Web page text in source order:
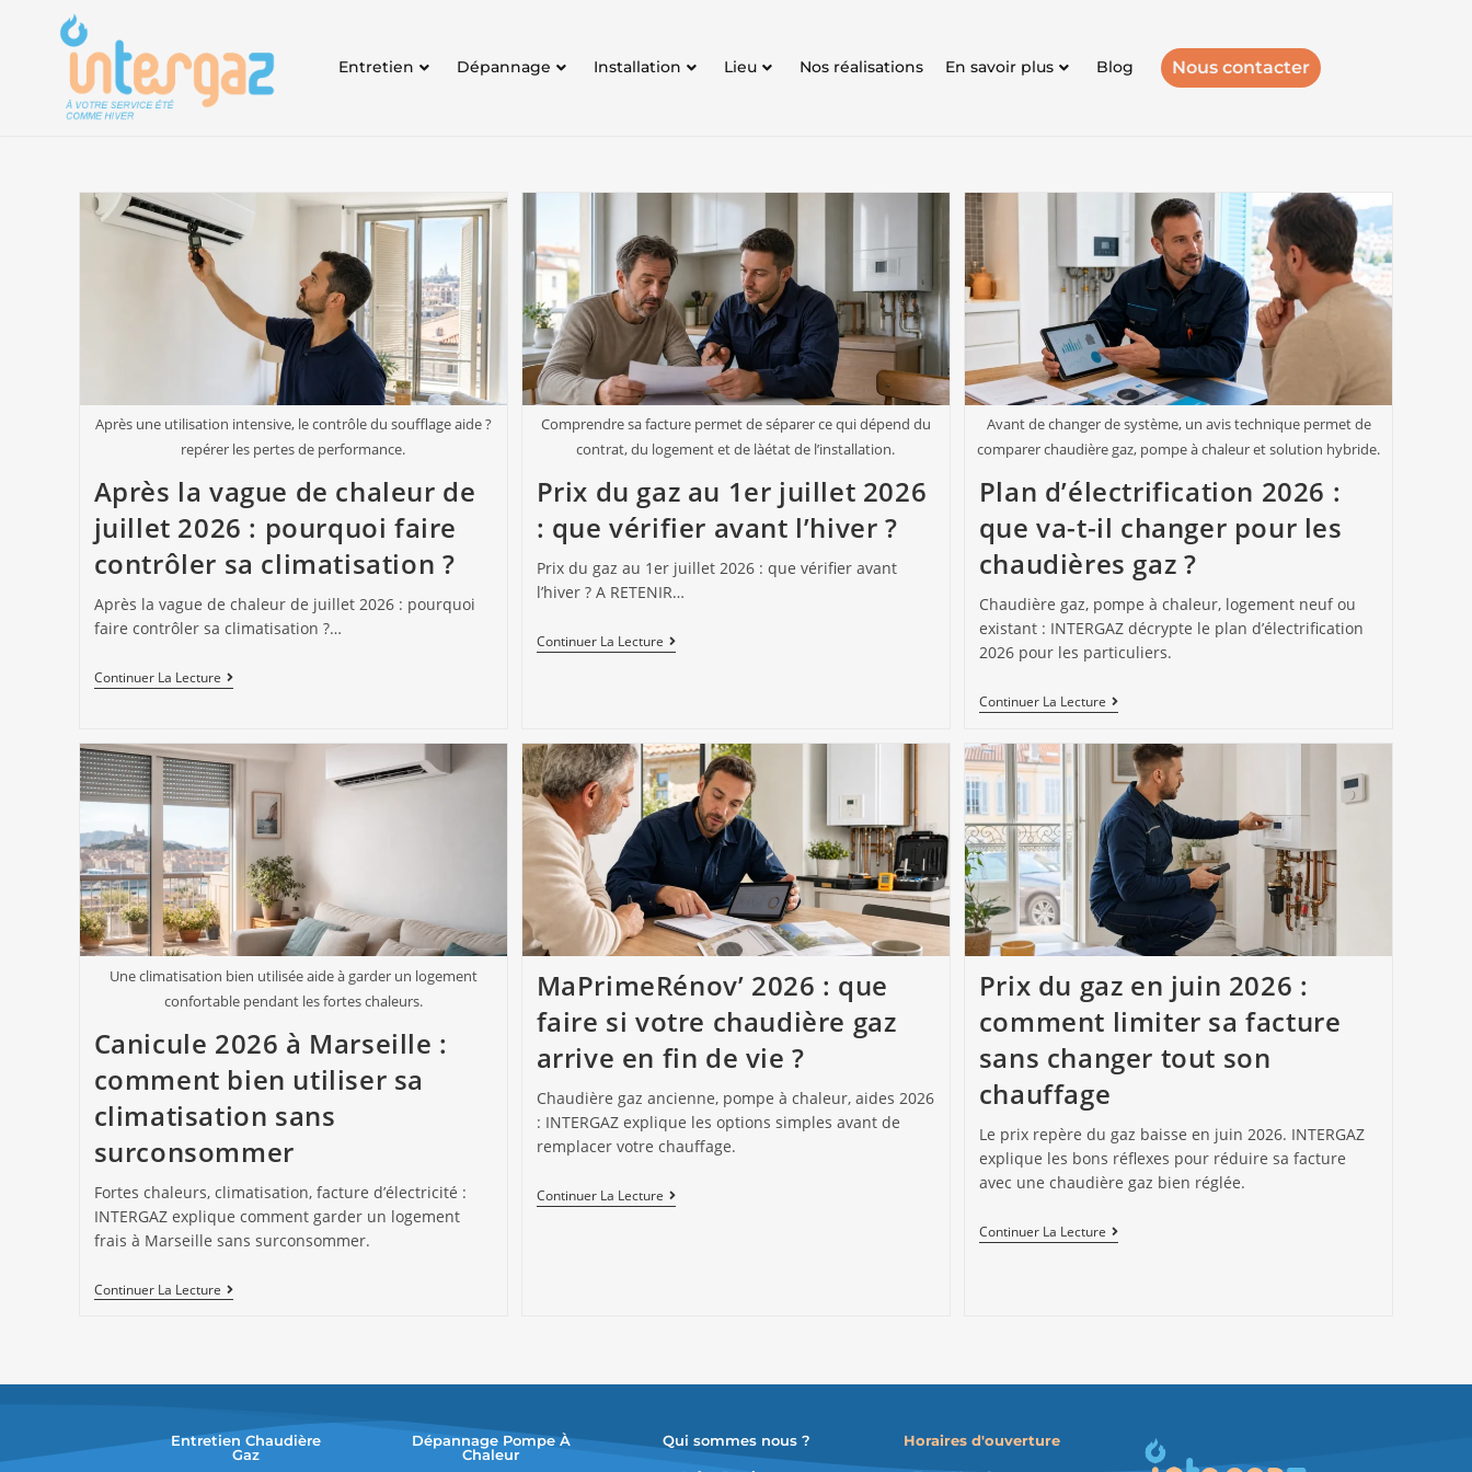
Entretien Dépannage Installation Lieu Nos réalisations En savoir plus Blog Nous contacter
Après une utilisation intensive, le contrôle du soufflage aide ?
repérer les pertes de performance.
Après la vague de chaleur de
juillet 2026 : pourquoi faire
contrôler sa climatisation ?
Après la vague de chaleur de juillet 2026 : pourquoi
faire contrôler sa climatisation ?…
Continuer La Lecture
Comprendre sa facture permet de séparer ce qui dépend du
contrat, du logement et de làétat de l’installation.
Prix du gaz au 1er juillet 2026
: que vérifier avant l’hiver ?
Prix du gaz au 1er juillet 2026 : que vérifier avant
l’hiver ? A RETENIR…
Continuer La Lecture
Avant de changer de système, un avis technique permet de
comparer chaudière gaz, pompe à chaleur et solution hybride.
Plan d’électrification 2026 :
que va-t-il changer pour les
chaudières gaz ?
Chaudière gaz, pompe à chaleur, logement neuf ou
existant : INTERGAZ décrypte le plan d’électrification
2026 pour les particuliers.
Continuer La Lecture
Une climatisation bien utilisée aide à garder un logement
confortable pendant les fortes chaleurs.
Canicule 2026 à Marseille :
comment bien utiliser sa
climatisation sans
surconsommer
Fortes chaleurs, climatisation, facture d’électricité :
INTERGAZ explique comment garder un logement
frais à Marseille sans surconsommer.
Continuer La Lecture
MaPrimeRénov’ 2026 : que
faire si votre chaudière gaz
arrive en fin de vie ?
Chaudière gaz ancienne, pompe à chaleur, aides 2026
: INTERGAZ explique les options simples avant de
remplacer votre chauffage.
Continuer La Lecture
Prix du gaz en juin 2026 :
comment limiter sa facture
sans changer tout son
chauffage
Le prix repère du gaz baisse en juin 2026. INTERGAZ
explique les bons réflexes pour réduire sa facture
avec une chaudière gaz bien réglée.
Continuer La Lecture
Entretien Chaudière
Gaz
Dépannage Pompe À
Chaleur
Qui sommes nous ? Horaires d'ouverture